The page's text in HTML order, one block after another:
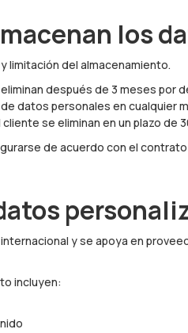
los
limitación del almacenamiento.
después de 3 meses por
datos personales en cualquier
se eliminan en un plazo de
de acuerdo con el
y se apoya en
incluyen: